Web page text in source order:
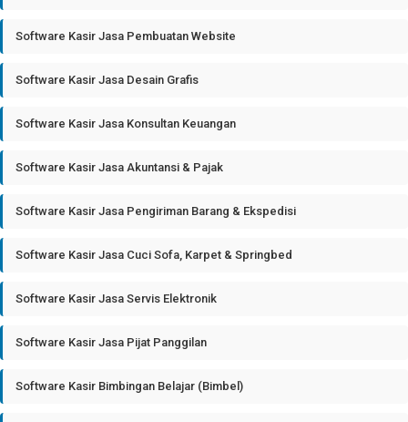
Software Kasir Jasa Pembuatan Website
Software Kasir Jasa Desain Grafis
Software Kasir Jasa Konsultan Keuangan
Software Kasir Jasa Akuntansi & Pajak
Software Kasir Jasa Pengiriman Barang & Ekspedisi
Software Kasir Jasa Cuci Sofa, Karpet & Springbed
Software Kasir Jasa Servis Elektronik
Software Kasir Jasa Pijat Panggilan
Software Kasir Bimbingan Belajar (Bimbel)